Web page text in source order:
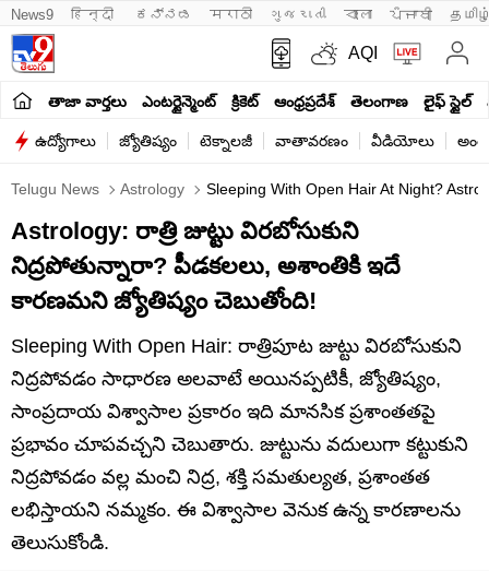
News9 हिन्दी ಕನ್ನಡ मराठी ગુજરાતી বাংলা ਪੰਜਾਬੀ
AQI
తాజా వార్తలు ఎంటర్టైన్మెంట్ క్రికెట్ ఆంధ్రప్రదేశ్ తెలంగాణ లైఫ్ స్టైల్
ఉద్యోగాలు జ్యోతిష్యం టెక్నాలజీ వాతావరణం వీడియోలు
Telugu News Astrology Sleeping With Open Hair At Night?
Astrology: రాత్రి జుట్టు విరబోసుకుని
నిద్రపోతున్నారా? పీడకలలు, అశాంతికి ఇదే
కారణమని జ్యోతిష్యం చెబుతోంది!
Sleeping With Open Hair: రాత్రిపూట జుట్టు విరబోసుకుని
నిద్రపోవడం సాధారణ అలవాటే అయినప్పటికీ, జ్యోతిష్యం,
సాంప్రదాయ విశ్వాసాల ప్రకారం ఇది మానసిక ప్రశాంతతపై
ప్రభావం చూపవచ్చని చెబుతారు. జుట్టును వదులుగా కట్టుకుని
నిద్రపోవడం వల్ల మంచి నిద్ర, శక్తి సమతుల్యత, ప్రశాంతత
లభిస్తాయని నమ్మకం. ఈ విశ్వాసాల వెనుక ఉన్న కారణాలను
తెలుసుకోండి.